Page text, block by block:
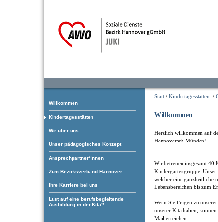
Willkommen
Kindertagesstätten
Wir über uns
Unser pädagogisches Konzept
Ansprechpartner*innen
Zum Bezirksverband Hannover
Ihre Karriere bei uns
Lust auf eine berufsbegleitende
Ausbildung in der Kita?
Start / Kindertagesstätten /
Willkommen
Herzlich willkommen auf
Hannoversch Münden!
Wir betreuen insgesamt
Kindergartengruppe. Unser
welcher eine ganzheitliche
Lebensbereichen bis zum
Wenn Sie Fragen zu
unserer Kita haben,
Mail erreichen.